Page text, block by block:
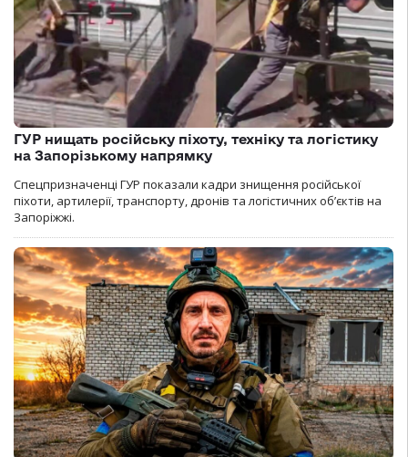
ГУР нищать російську піхоту, техніку та логістику
на Запорізькому напрямку
Спецпризначенці ГУР показали кадри знищення російської
піхоти, артилерії, транспорту, дронів та логістичних об’єктів на
Запоріжжі.